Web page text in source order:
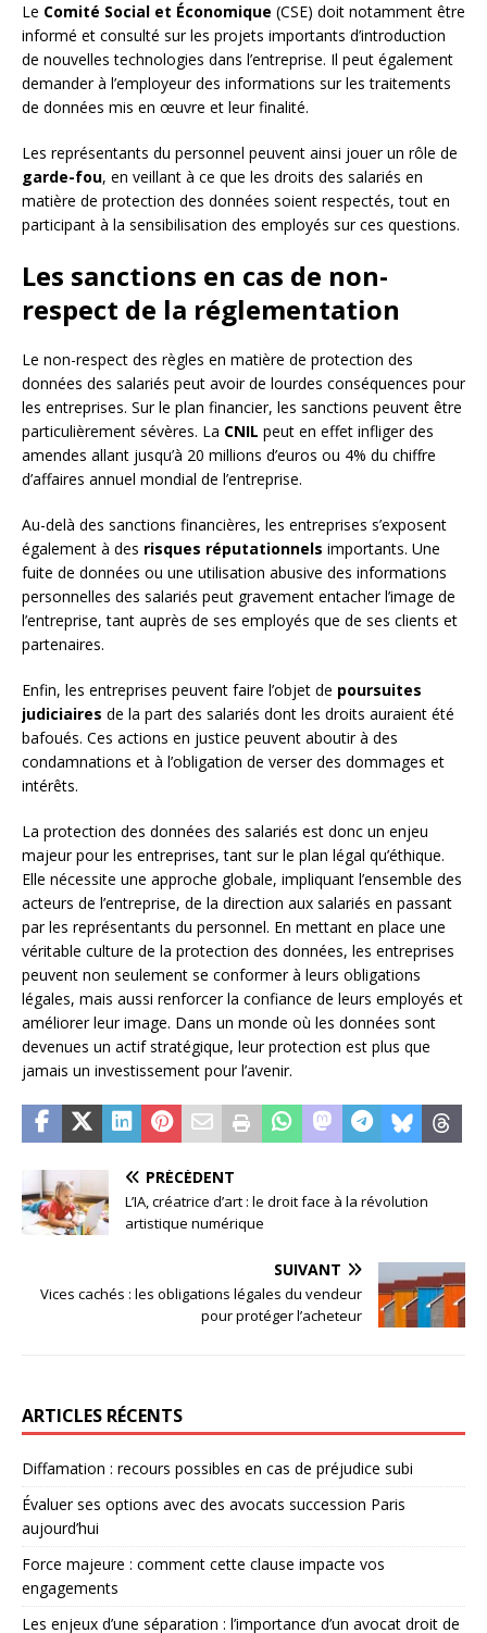
Le Comité Social et Économique (CSE) doit notamment être
informé et consulté sur les projets importants d’introduction
de nouvelles technologies dans l’entreprise. Il peut également
demander à l’employeur des informations sur les traitements
de données mis en œuvre et leur finalité.
Les représentants du personnel peuvent ainsi jouer un rôle de
garde-fou, en veillant à ce que les droits des salariés en
matière de protection des données soient respectés, tout en
participant à la sensibilisation des employés sur ces questions.
Les sanctions en cas de non-
respect de la réglementation
Le non-respect des règles en matière de protection des
données des salariés peut avoir de lourdes conséquences pour
les entreprises. Sur le plan financier, les sanctions peuvent être
particulièrement sévères. La CNIL peut en effet infliger des
amendes allant jusqu’à 20 millions d’euros ou 4% du chiffre
d’affaires annuel mondial de l’entreprise.
Au-delà des sanctions financières, les entreprises s’exposent
également à des risques réputationnels importants. Une
fuite de données ou une utilisation abusive des informations
personnelles des salariés peut gravement entacher l’image de
l’entreprise, tant auprès de ses employés que de ses clients et
partenaires.
Enfin, les entreprises peuvent faire l’objet de poursuites
judiciaires de la part des salariés dont les droits auraient été
bafoués. Ces actions en justice peuvent aboutir à des
condamnations et à l’obligation de verser des dommages et
intérêts.
La protection des données des salariés est donc un enjeu
majeur pour les entreprises, tant sur le plan légal qu’éthique.
Elle nécessite une approche globale, impliquant l’ensemble des
acteurs de l’entreprise, de la direction aux salariés en passant
par les représentants du personnel. En mettant en place une
véritable culture de la protection des données, les entreprises
peuvent non seulement se conformer à leurs obligations
légales, mais aussi renforcer la confiance de leurs employés et
améliorer leur image. Dans un monde où les données sont
devenues un actif stratégique, leur protection est plus que
jamais un investissement pour l’avenir.
PRÉCÉDENT
L’IA, créatrice d’art : le droit face à la révolution
artistique numérique
SUIVANT
Vices cachés : les obligations légales du vendeur
pour protéger l’acheteur
ARTICLES RÉCENTS
Diffamation : recours possibles en cas de préjudice subi
Évaluer ses options avec des avocats succession Paris
aujourd’hui
Force majeure : comment cette clause impacte vos
engagements
Les enjeux d’une séparation : l’importance d’un avocat droit de